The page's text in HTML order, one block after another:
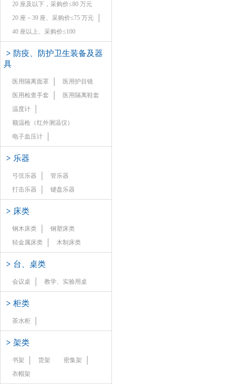
20 座及以下，采购价≤80 万元
20 座－39 座、采购价≤75 万元
40 座以上、采购价≤100
> 防疫、防护卫生装备及器
具
医用隔离面罩
医用护目镜
医用检查手套
医用隔离鞋套
温度计
额温枪（红外测温仪）
电子血压计
> 乐器
弓弦乐器
管乐器
打击乐器
键盘乐器
> 床类
钢木床类
钢塑床类
轻金属床类
木制床类
> 台、桌类
会议桌 教学、实验用桌
> 柜类
茶水柜
> 架类
书架 货架
密集架
衣帽架